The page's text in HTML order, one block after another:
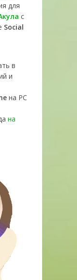
для
с
Social
в
и
на PC
на